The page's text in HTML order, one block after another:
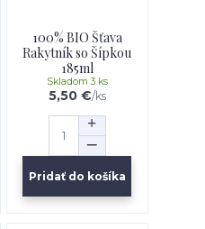
100% BIO Šťava
Rakytník so Šípkou
185ml
5,50 €/ks
Skladom 3 ks
Pridať do košíka